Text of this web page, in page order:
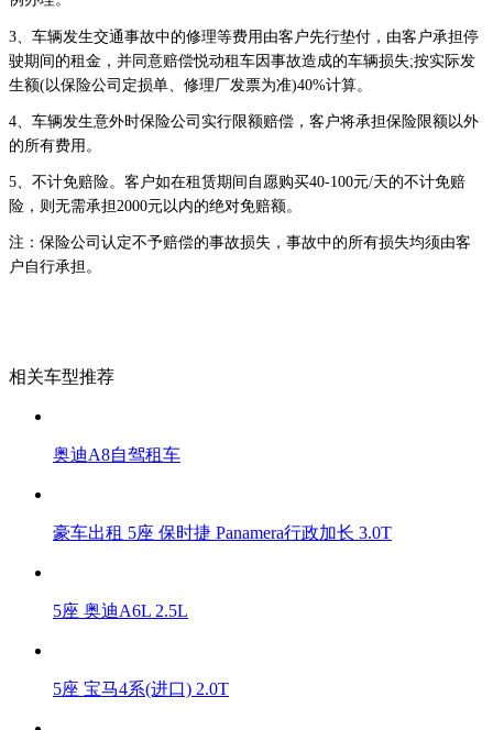
3、车辆发生交通事故中的修理等费用由客户先行垫付，由客户承担停
驶期间的租金，并同意赔偿悦动租车因事故造成的车辆损失;按实际发
生额(以保险公司定损单、修理厂发票为准)40%计算。
4、车辆发生意外时保险公司实行限额赔偿，客户将承担保险限额以外
的所有费用。
5、不计免赔险。客户如在租赁期间自愿购买40-100元/天的不计免赔
险，则无需承担2000元以内的绝对免赔额。
注：保险公司认定不予赔偿的事故损失，事故中的所有损失均须由客
户自行承担。
相关车型推荐
奥迪A8自驾租车
豪车出租 5座 保时捷 Panamera行政加长 3.0T
5座 奥迪A6L 2.5L
5座 宝马4系(进口) 2.0T